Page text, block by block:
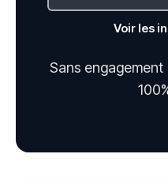
Voir les
Sans engagement